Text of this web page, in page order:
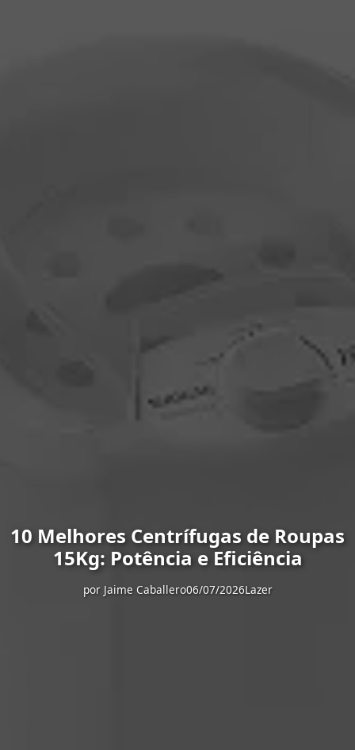
10 Melhores Centrífugas de Roupas
15Kg: Potência e Eficiência
por Jaime Caballero06/07/2026Lazer